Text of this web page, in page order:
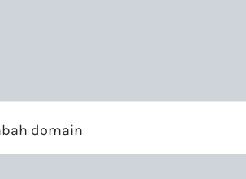
domain